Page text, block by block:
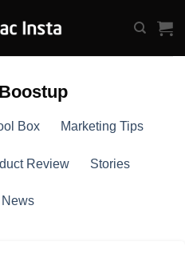
Box Marketing Tips
Review Stories